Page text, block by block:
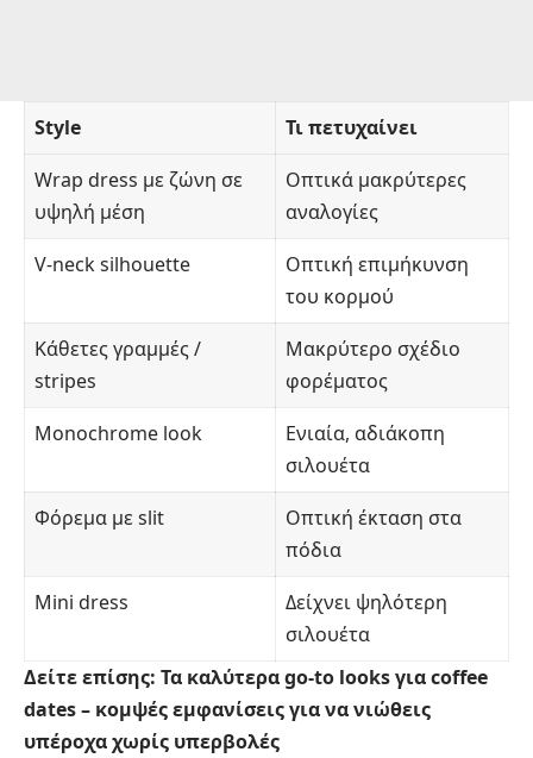
Style
Τι πετυχαίνει
Wrap dress με ζώνη σε
υψηλή μέση
Οπτικά μακρύτερες
αναλογίες
V-neck silhouette
Οπτική επιμήκυνση
του κορμού
Κάθετες γραμμές /
stripes
Μακρύτερο σχέδιο
φορέματος
Monochrome look
Ενιαία, αδιάκοπη
σιλουέτα
Φόρεμα με slit
Οπτική έκταση στα
πόδια
Mini dress
Δείχνει ψηλότερη
σιλουέτα
Δείτε επίσης: Τα καλύτερα go-to looks για coffee
dates – κομψές εμφανίσεις για να νιώθεις
υπέροχα χωρίς υπερβολές